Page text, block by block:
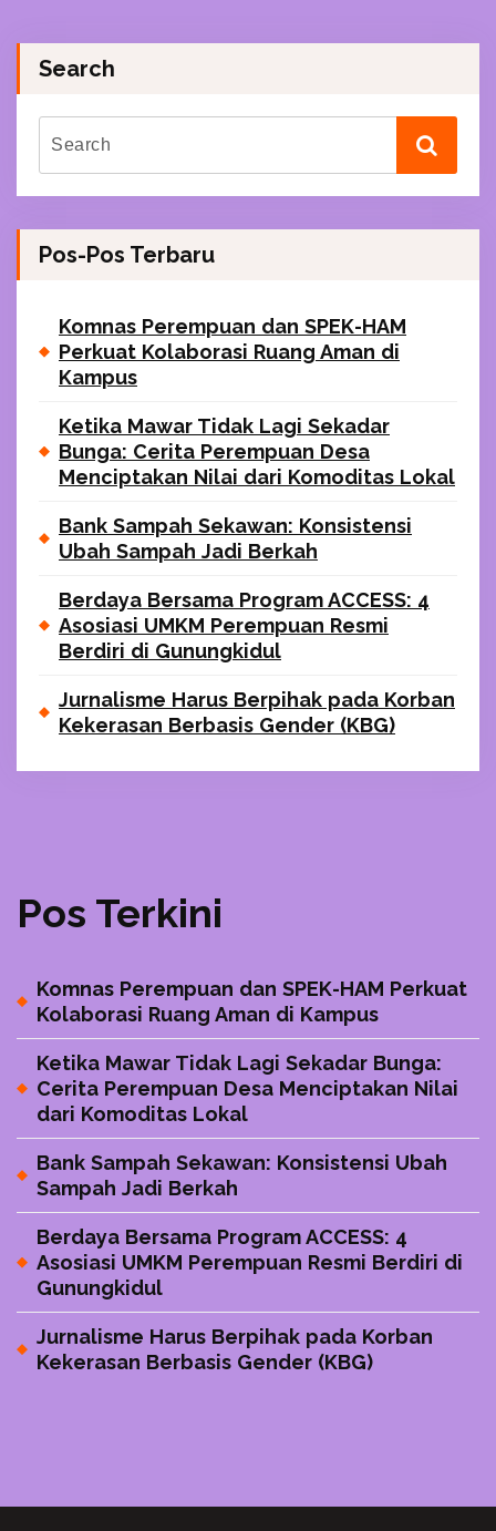
Search
Pos-Pos Terbaru
Komnas Perempuan dan SPEK-HAM
Perkuat Kolaborasi Ruang Aman di
Kampus
Ketika Mawar Tidak Lagi Sekadar
Bunga: Cerita Perempuan Desa
Menciptakan Nilai dari Komoditas Lokal
Bank Sampah Sekawan: Konsistensi
Ubah Sampah Jadi Berkah
Berdaya Bersama Program ACCESS: 4
Asosiasi UMKM Perempuan Resmi
Berdiri di Gunungkidul
Jurnalisme Harus Berpihak pada Korban
Kekerasan Berbasis Gender (KBG)
Pos Terkini
Komnas Perempuan dan SPEK-HAM Perkuat
Kolaborasi Ruang Aman di Kampus
Ketika Mawar Tidak Lagi Sekadar Bunga:
Cerita Perempuan Desa Menciptakan Nilai
dari Komoditas Lokal
Bank Sampah Sekawan: Konsistensi Ubah
Sampah Jadi Berkah
Berdaya Bersama Program ACCESS: 4
Asosiasi UMKM Perempuan Resmi Berdiri di
Gunungkidul
Jurnalisme Harus Berpihak pada Korban
Kekerasan Berbasis Gender (KBG)